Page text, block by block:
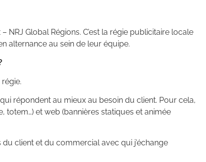
NRJ Global Régions. C’est la régie publicitaire locale
alternance au sein de leur équipe.
répondent au mieux au besoin du client. Pour cela,
totem…) et web (bannières statiques et animée
client et du commercial avec qui j’échange
production Totem
Nous avons le plaisir
d’annoncer …